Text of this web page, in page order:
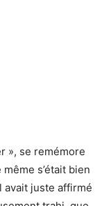
», se remémore
s’était bien
avait juste affirmé